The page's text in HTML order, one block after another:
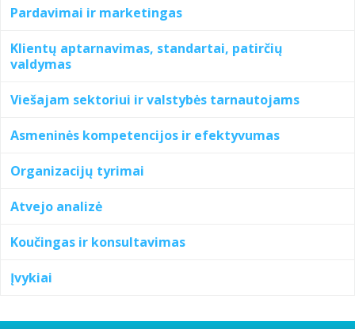
Pardavimai ir marketingas
Klientų aptarnavimas, standartai, patirčių
valdymas
Viešajam sektoriui ir valstybės tarnautojams
Asmeninės kompetencijos ir efektyvumas
Organizacijų tyrimai
Atvejo analizė
Koučingas ir konsultavimas
Įvykiai